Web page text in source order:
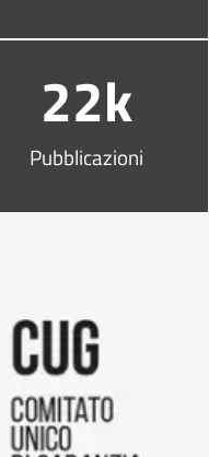
22k
Pubblicazioni